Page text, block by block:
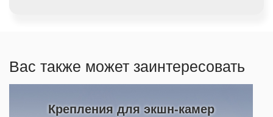
Вас также может заинтересовать
Крепления для экшн-камер